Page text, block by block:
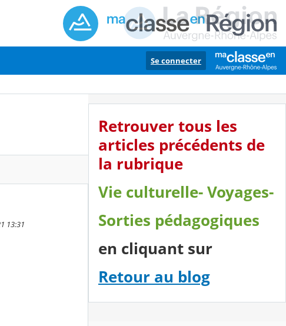
Se connecter
13:31
Retrouver tous les
articles précédents de
la rubrique
Vie culturelle- Voyages-
Sorties pédagogiques
en cliquant sur
Retour au blog